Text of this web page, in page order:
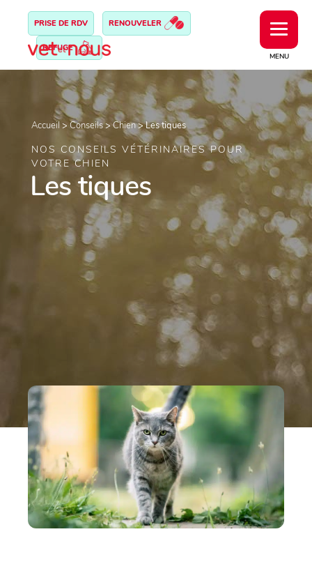
MENU
PRISE DE RDV RENOUVELER
REFUGE
Accueil >Conseils>Chien>Les tiques
NOS CONSEILS VÉTÉRINAIRES POUR
VOTRE CHIEN
Les tiques